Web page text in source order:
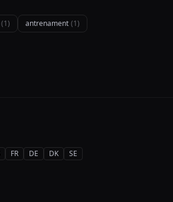
(1) antrenament (1)
FR DE DK
SE